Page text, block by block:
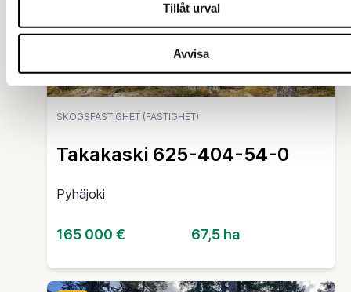
Tillåt urval
Avvisa
SKOGSFASTIGHET (FASTIGHET)
Takakaski 625-404-54-0
Pyhäjoki
165 000 € 67,5 ha